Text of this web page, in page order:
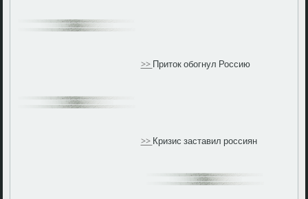
>>Приток обогнул Россию
>>Кризис заставил россиян